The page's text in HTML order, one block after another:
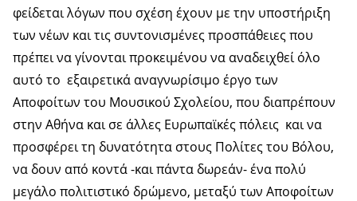
φείδεται λόγων που σχέση έχουν με την υποστήριξη
των νέων και τις συντονισμένες προσπάθειες που
πρέπει να γίνονται προκειμένου να αναδειχθεί όλο
αυτό το εξαιρετικά αναγνωρίσιμο έργο των
Αποφοίτων του Μουσικού Σχολείου, που διαπρέπουν
στην Αθήνα και σε άλλες Ευρωπαϊκές πόλεις και να
προσφέρει τη δυνατότητα στους Πολίτες του Βόλου,
να δουν από κοντά -και πάντα δωρεάν- ένα πολύ
μεγάλο πολιτιστικό δρώμενο, μεταξύ των Αποφοίτων